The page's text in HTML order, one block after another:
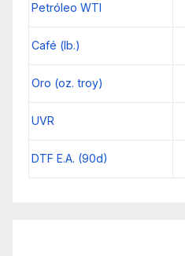
Petróleo WTI
Café (lb.)
Oro (oz. troy)
UVR
DTF E.A. (90d)